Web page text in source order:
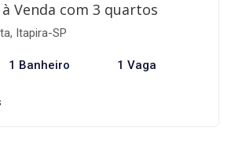
Venda com 3 quartos
Itapira-SP
1 Banheiro 1 Vaga